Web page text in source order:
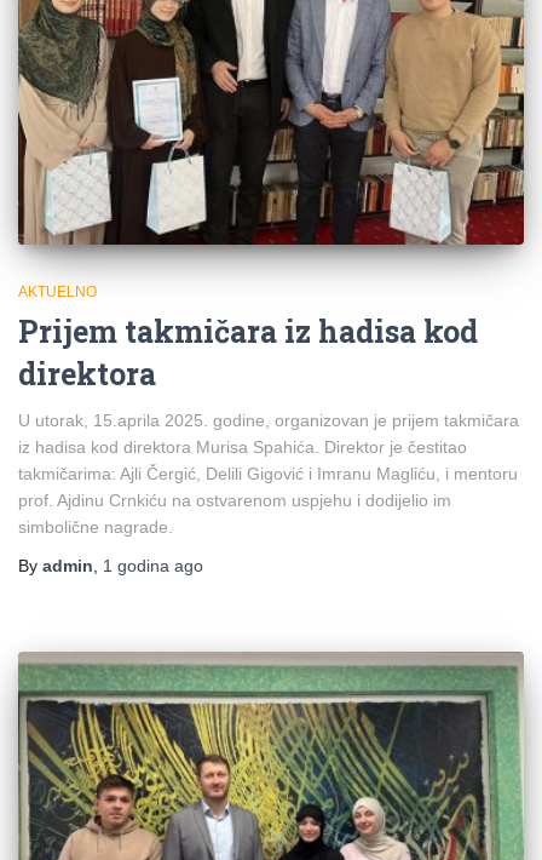
AKTUELNO
Prijem takmičara iz hadisa kod
direktora
U utorak, 15.aprila 2025. godine, organizovan je prijem takmičara
iz hadisa kod direktora Murisa Spahića. Direktor je čestitao
takmičarima: Ajli Čergić, Delili Gigović i Imranu Magliću, i mentoru
prof. Ajdinu Crnkiću na ostvarenom uspjehu i dodijelio im
simbolične nagrade.
By admin 1 godina ago